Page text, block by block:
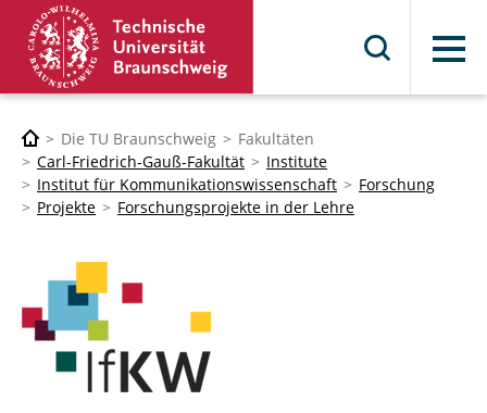
Menü
Die TU Braunschweig
Fakultäten
Carl-Friedrich-Gauß-Fakultät
Institute
Institut für Kommunikationswissenschaft
Forschung
Projekte
Forschungsprojekte in der Lehre